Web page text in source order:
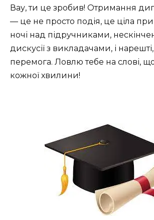
Вау, ти це зробив! Отримання
— це не просто подія, це ціла
ночі над підручниками,
дискусії з викладачами, і
перемога. Ловлю тебе на слові,
кожної хвилини!